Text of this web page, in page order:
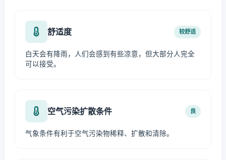
舒适度 较舒适
白天会有降雨，人们会感到有些凉意，但大部分人完全
可以接受。
空气污染扩散条件 良
气象条件有利于空气污染物稀释、扩散和清除。